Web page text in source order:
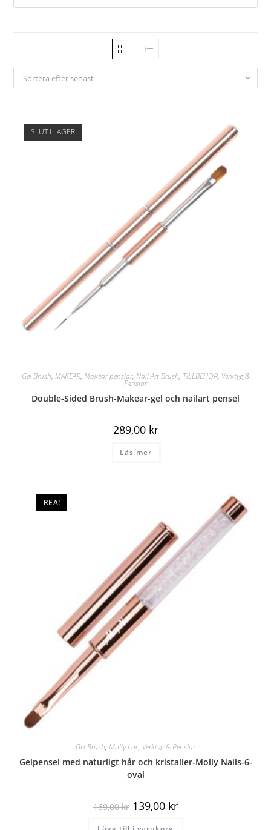
Sortera efter senast
SLUT I LAGER
Gel Brush, MAKEAR, Makear penslar, Nail Art Brush, TILLBEHÖR, Verktyg &
Penslar
Double-Sided Brush-Makear-gel och nailart pensel
289,00 kr
Läs mer
REA!
Gel Brush, Molly Lac, Verktyg & Penslar
Gelpensel med naturligt hår och kristaller-Molly Nails-6-
oval
169,00kr 139,00 kr